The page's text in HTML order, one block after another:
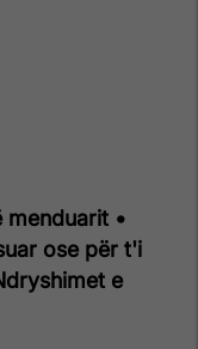
menduarit •
ose për t'i
e